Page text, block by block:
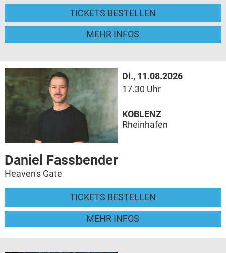
TICKETS BESTELLEN
MEHR INFOS
Di., 11.08.2026
17.30 Uhr
Daniel Fassbender
Heaven's Gate
TICKETS BESTELLEN
MEHR INFOS
KOBLENZ
Rheinhafen